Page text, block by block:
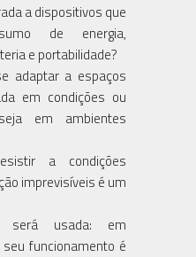
a dispositivos que
de energia,
e portabilidade?
adaptar a espaços
em condições ou
em ambientes
a condições
imprevisíveis é um
será usada: em
funcionamento é